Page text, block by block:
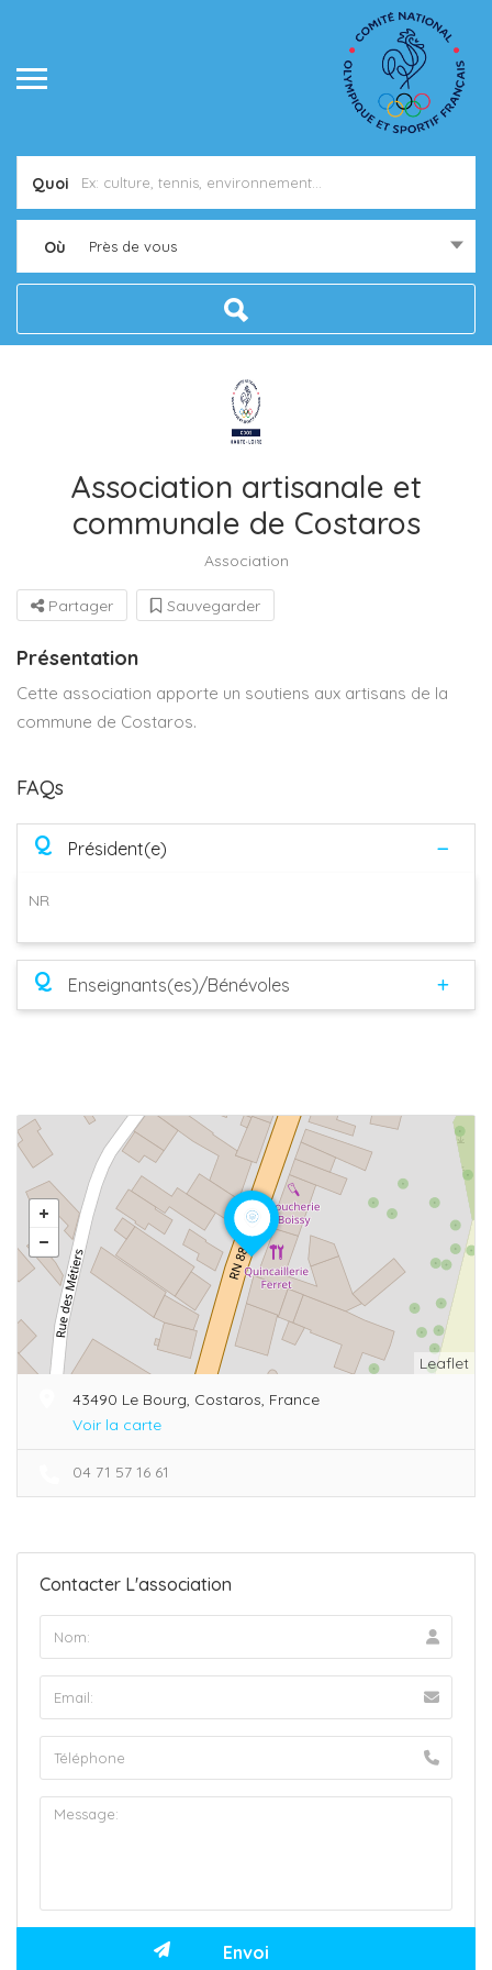
Quoi
Où Près de vous
Association artisanale et
communale de Costaros
Association
Partager Sauvegarder
Présentation
Cette association apporte un soutiens aux artisans de la
commune de Costaros.
FAQs
Q Président(e)
NR
Q Enseignants(es)/Bénévoles
Leaflet
43490 Le Bourg, Costaros, France
Voir la carte
04 71 57 16 61
Contacter L'association